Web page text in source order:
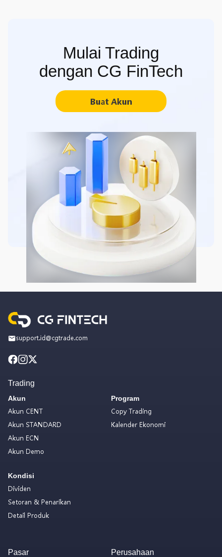
Mulai Trading
dengan CG FinTech
Buat Akun
support.id@cgtrade.com
Trading
Akun
Akun CENT
Akun STANDARD
Akun ECN
Akun Demo
Kondisi
Dividen
Setoran & Penarikan
Detail Produk
Program
Copy Trading
Kalender Ekonomi
Pasar Perusahaan